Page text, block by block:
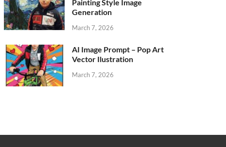
Painting Style Image
Generation
March 7, 2026
AI Image Prompt – Pop Art
Vector Ilustration
March 7, 2026